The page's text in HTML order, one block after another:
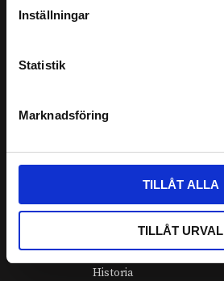
Inställningar
Statistik
Marknadsföring
TILLÅT ALLA
TILLÅT URVAL
Ångerrätt
Kontakta oss
OM OSS
Historia